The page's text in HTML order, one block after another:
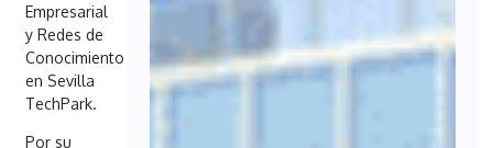
Empresarial
y Redes de
Conocimiento
en Sevilla
TechPark.
Por su